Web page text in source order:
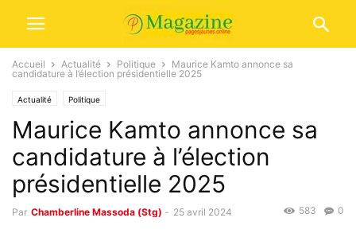
Accueil Actualité Politique
Maurice Kamto annonce sa
candidature à l’élection présidentielle 2025
Actualité Politique
Maurice Kamto annonce sa
candidature à l’élection
présidentielle 2025
Par Chamberline Massoda (Stg) - 25 avril 2024 0
583